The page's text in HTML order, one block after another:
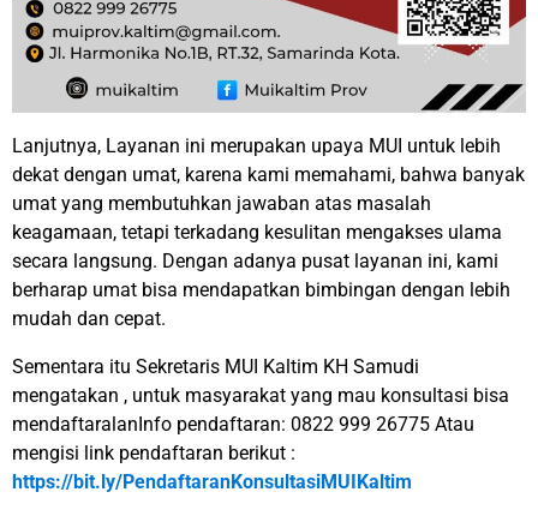
Lanjutnya, Layanan ini merupakan upaya MUI untuk lebih
dekat dengan umat, karena kami memahami, bahwa banyak
umat yang membutuhkan jawaban atas masalah
keagamaan, tetapi terkadang kesulitan mengakses ulama
secara langsung. Dengan adanya pusat layanan ini, kami
berharap umat bisa mendapatkan bimbingan dengan lebih
mudah dan cepat.
Sementara itu Sekretaris MUI Kaltim KH Samudi
mengatakan , untuk masyarakat yang mau konsultasi bisa
mendaftaralanInfo pendaftaran: 0822 999 26775 Atau
mengisi link pendaftaran berikut :
https://bit.ly/PendaftaranKonsultasiMUIKaltim